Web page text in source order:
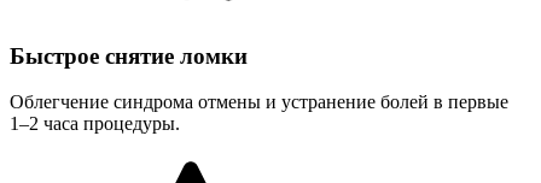
Быстрое снятие ломки
Облегчение синдрома отмены и устранение болей в первые
1–2 часа процедуры.